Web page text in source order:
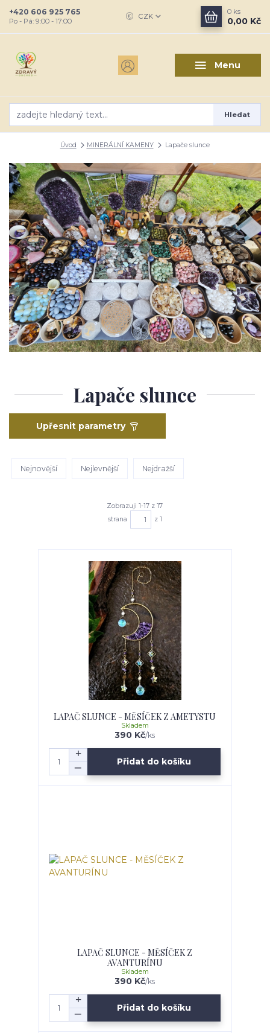
Menu
CZK
Hledat
+420 606 925 765
Po - Pá: 9:00 - 17:00
0 ks
0,00 Kč
Úvod MINERÁLNÍ KAMENY Lapače slunce
Lapače slunce
Upřesnit parametry
Nejnovější Nejlevnější Nejdražší
Zobrazuji 1-17 z 17
strana
z 1
LAPAČ SLUNCE - MĚSÍČEK Z AMETYSTU
390 Kč/ks
Skladem
Přidat do košíku
LAPAČ SLUNCE - MĚSÍČEK Z
AVANTURÍNU
390 Kč/ks
Skladem
Přidat do košíku